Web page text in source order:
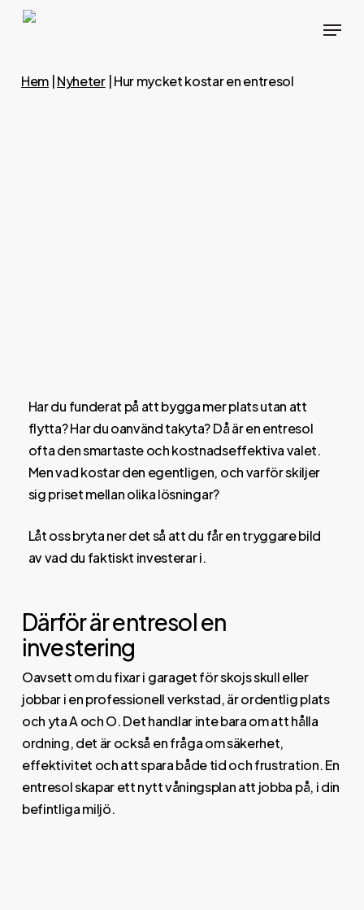
Skip
content
Menu
Hem |Nyheter|Hur mycket kostar en entresol
Har du funderat på att bygga mer plats utan att
flytta? Har du oanvänd takyta? Då är en entresol
ofta den smartaste och kostnadseffektiva valet.
Men vad kostar den egentligen, och varför skiljer
sig priset mellan olika lösningar?
Låt oss bryta ner det så att du får en tryggare bild
av vad du faktiskt investerar i.
Därför är entresol en
investering
Oavsett om du fixar i garaget för skojs skull eller
jobbar i en professionell verkstad, är ordentlig plats
och yta A och O. Det handlar inte bara om att hålla
ordning, det är också en fråga om säkerhet,
effektivitet och att spara både tid och frustration. En
entresol skapar ett nytt våningsplan att jobba på, i din
befintliga miljö.